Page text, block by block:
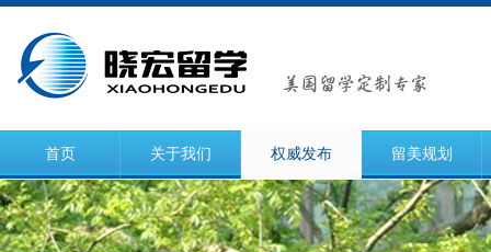
首页 关于我们 权威发布 留美规划